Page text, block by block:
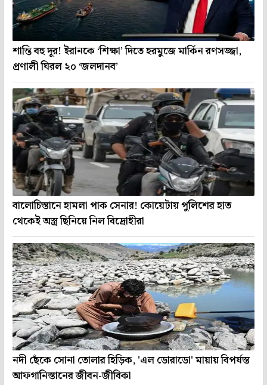
শান্তি বহু দূর! ইরানকে ‘শিক্ষা’ দিতে হরমুজে মার্কিন রণসজ্জা,
প্রণালী ঘিরল ২০ ‘জলদানব’
বালোচিস্তানে হামলা পাক সেনার! কোয়েটায় পুলিশের হাত
থেকেই অস্ত্র ছিনিয়ে নিল বিদ্রোহীরা
নদী ছেঁকে সোনা তোলার হিড়িক, 'এল ডোরাডো' মায়ায় বিপর্যস্ত
আফগানিস্তানের জীবন-জীবিকা